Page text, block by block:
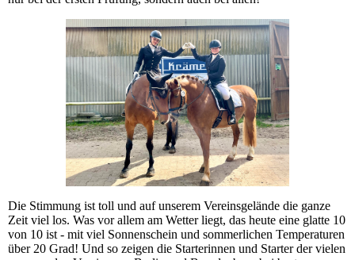
Die Stimmung ist toll und auf unserem Vereinsgelände die ganze
Zeit viel los. Was vor allem am Wetter liegt, das heute eine glatte 10
von 10 ist - mit viel Sonnenschein und sommerlichen Temperaturen
über 20 Grad! Und so zeigen die Starterinnen und Starter der vielen